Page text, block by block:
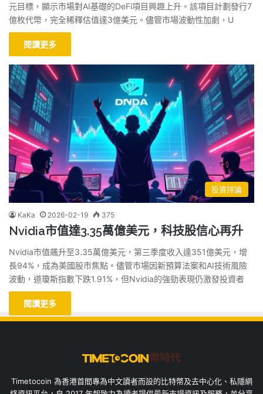
元目標，顯示市場對AI基礎的DeFi項目興趣上升。該項目計劃發行7
億枚代幣，完全稀釋估值達3億美元。儘管市場波動性加劇，U
閱讀更多
投資評論
KaKa 2026-02-19 375
Nvidia市值達3.35萬億美元，科技股信心再升
Nvidia市值飆升至3.35萬億美元，第三季度收入達351億美元，增
長94%，成為美國股市焦點。儘管市場因新預算法案和AI技術風險
波動，道瓊斯指數下跌1.91%，但Nvidia的強勁表現仍激發投資者
閱讀更多
Timetocoin 為香港首間專為中文讀者而設的比特幣及去中心化、私隱網